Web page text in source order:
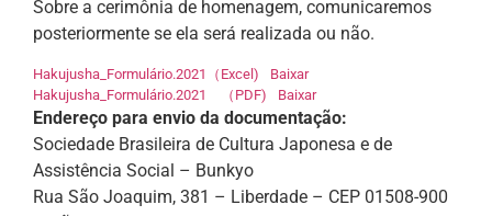
Sobre a cerimônia de homenagem, comunicaremos
posteriormente se ela será realizada ou não.
Hakujusha_Formulário.2021（Excel)
Baixar
Hakujusha_Formulário.2021 （PDF)
Baixar
Endereço para envio da documentação:
Sociedade Brasileira de Cultura Japonesa e de
Assistência Social – Bunkyo
Rua São Joaquim, 381 – Liberdade – CEP 01508-900